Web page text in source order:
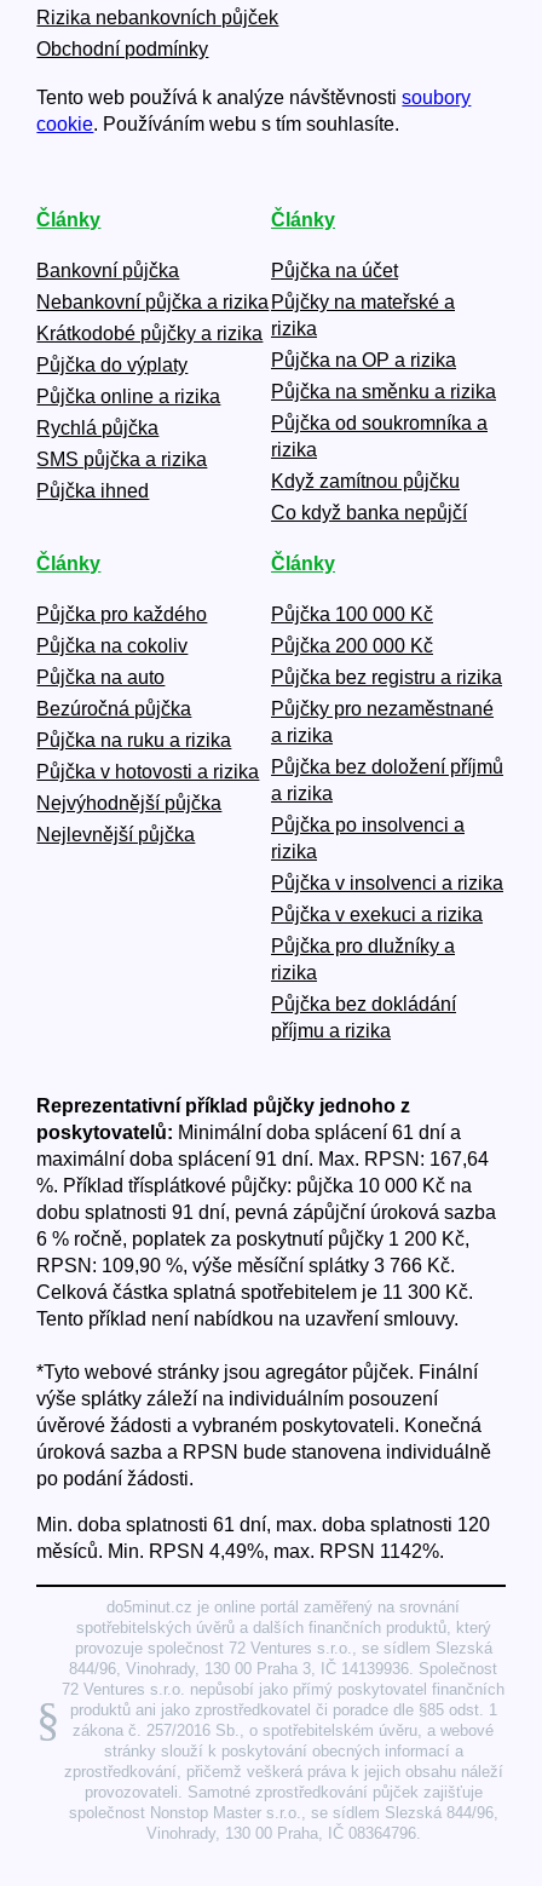
Rizika nebankovních půjček
Obchodní podmínky
Tento web používá k analýze návštěvnostisoubory
cookie. Používáním webu s tím souhlasíte.
Články
Bankovní půjčka
Nebankovní půjčka a rizika
Krátkodobé půjčky a rizika
Půjčka do výplaty
Půjčka online a rizika
Rychlá půjčka
SMS půjčka a rizika
Půjčka ihned
Články
Půjčka na účet
Půjčky na mateřské a
rizika
Půjčka na OP a rizika
Půjčka na směnku a rizika
Půjčka od soukromníka a
rizika
Když zamítnou půjčku
Co když banka nepůjčí
Články
Půjčka pro každého
Půjčka na cokoliv
Půjčka na auto
Bezúročná půjčka
Půjčka na ruku a rizika
Půjčka v hotovosti a rizika
Nejvýhodnější půjčka
Nejlevnější půjčka
Články
Půjčka 100 000 Kč
Půjčka 200 000 Kč
Půjčka bez registru a rizika
Půjčky pro nezaměstnané
a rizika
Půjčka bez doložení příjmů
a rizika
Půjčka po insolvenci a
rizika
Půjčka v insolvenci a rizika
Půjčka v exekuci a rizika
Půjčka pro dlužníky a
rizika
Půjčka bez dokládání
příjmu a rizika
Reprezentativní příklad půjčky jednoho z
poskytovatelů: Minimální doba splácení 61 dní a
maximální doba splácení 91 dní. Max. RPSN: 167,64
%. Příklad třísplátkové půjčky: půjčka 10 000 Kč na
dobu splatnosti 91 dní, pevná zápůjční úroková sazba
6 % ročně, poplatek za poskytnutí půjčky 1 200 Kč,
RPSN: 109,90 %, výše měsíční splátky 3 766 Kč.
Celková částka splatná spotřebitelem je 11 300 Kč.
Tento příklad není nabídkou na uzavření smlouvy.
*Tyto webové stránky jsou agregátor půjček. Finální
výše splátky záleží na individuálním posouzení
úvěrové žádosti a vybraném poskytovateli. Konečná
úroková sazba a RPSN bude stanovena individuálně
po podání žádosti.
Min. doba splatnosti 61 dní, max. doba splatnosti 120
měsíců. Min. RPSN 4,49%, max. RPSN 1142%.
§
do5minut.cz je online portál zaměřený na srovnání
spotřebitelských úvěrů a dalších finančních produktů, který
provozuje společnost 72 Ventures s.r.o., se sídlem Slezská
844/96, Vinohrady, 130 00 Praha 3, IČ 14139936. Společnost
72 Ventures s.r.o. nepůsobí jako přímý poskytovatel finančních
produktů ani jako zprostředkovatel či poradce dle §85 odst. 1
zákona č. 257/2016 Sb., o spotřebitelském úvěru, a webové
stránky slouží k poskytování obecných informací a
zprostředkování, přičemž veškerá práva k jejich obsahu náleží
provozovateli. Samotné zprostředkování půjček zajišťuje
společnost Nonstop Master s.r.o., se sídlem Slezská 844/96,
Vinohrady, 130 00 Praha, IČ 08364796.